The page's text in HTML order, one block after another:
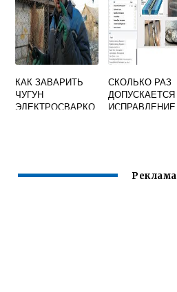
КАК ЗАВАРИТЬ
ЧУГУН
ЭЛЕКТРОСВАРКО
СКОЛЬКО РАЗ
ДОПУСКАЕТСЯ
ИСПРАВЛЕНИЕ
Реклама